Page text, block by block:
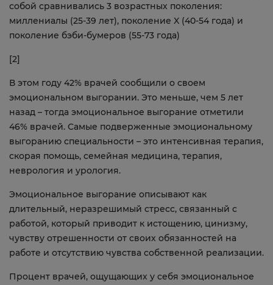
собой сравнивались 3 возрастных поколения:
миллениалы (25-39 лет), поколение X (40-54 года) и
поколение бэби-бумеров (55-73 года)
[2]
В этом году 42% врачей сообщили о своем
эмоциональном выгорании. Это меньше, чем 5 лет
назад – тогда эмоциональное выгорание отметили
46% врачей. Самые подверженные эмоциональному
выгоранию специальности – это интенсивная терапия,
скорая помощь, семейная медицина, терапия,
неврология и урология.
Эмоциональное выгорание описывают как
длительный, неразрешимый стресс, связанный с
работой, который приводит к истощению, цинизму,
чувству отрешенности от своих обязанностей на
работе и отсутствию чувства собственной реализации.
Процент врачей, ощущающих у себя эмоциональное